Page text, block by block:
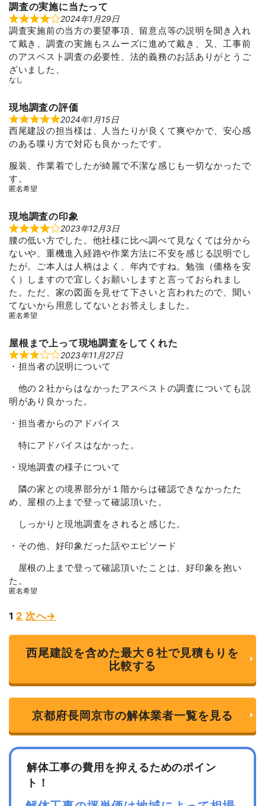
調査の実施に当たって
R
a
e
d
4
o
f
5
2024年1月29日
調査実施前の当方の要望事項、留意点等の説明を聞き入れ
て戴き、調査の実施もスムーズに進めて戴き、又、工事前
のアスベスト調査の必要性、法的義務のお話ありがとうご
ざいました、
なし
現地調査の評価
R
a
t
e
5
o
t
5
2024年1月15日
西尾建設の担当様は、人当たりが良くて爽やかで、安心感
のある喋り方で対応も良かったです。
服装、作業着でしたが綺麗で不潔な感じも一切なかったで
す。
匿名希望
現地調査の印象
R
a
e
d
4
o
u
t
o
f
2023年12月3日
腰の低い方でした。他社様に比べ調べて見なくては分から
ないや、重機進入経路や作業方法に不安を感じる説明でし
たが。ご本人は人柄はよく、年内ですね。勉強（価格を安
く）しますので宜しくお願いしますと言っておられまし
た。ただ、家の図面を見せて下さいと言われたので、聞い
てないから用意してないとお答えしました。
匿名希望
屋根まで上って現地調査をしてくれた
R
a
d
3
o
t
f
5
2023年11月27日
・担当者の説明について
他の２社からはなかったアスベストの調査についても説
明があり良かった。
・担当者からのアドバイス
特にアドバイスはなかった。
・現地調査の様子について
隣の家との境界部分が１階からは確認できなかったた
め、屋根の上まで登って確認頂いた。
しっかりと現地調査をされると感じた。
・その他、好印象だった話やエピソード
屋根の上まで登って確認頂いたことは、好印象を抱い
た。
匿名希望
Site
Reviews
navigation
Page
1 Page
2 次へ→
西尾建設を含めた最大６社で見積もりを
比較する
京都府長岡京市の解体業者一覧を見る
解体工事の費用を抑えるためのポイン
ト！